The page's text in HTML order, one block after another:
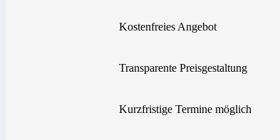
Kostenfreies Angebot
Transparente Preisgestaltung
Kurzfristige Termine möglich